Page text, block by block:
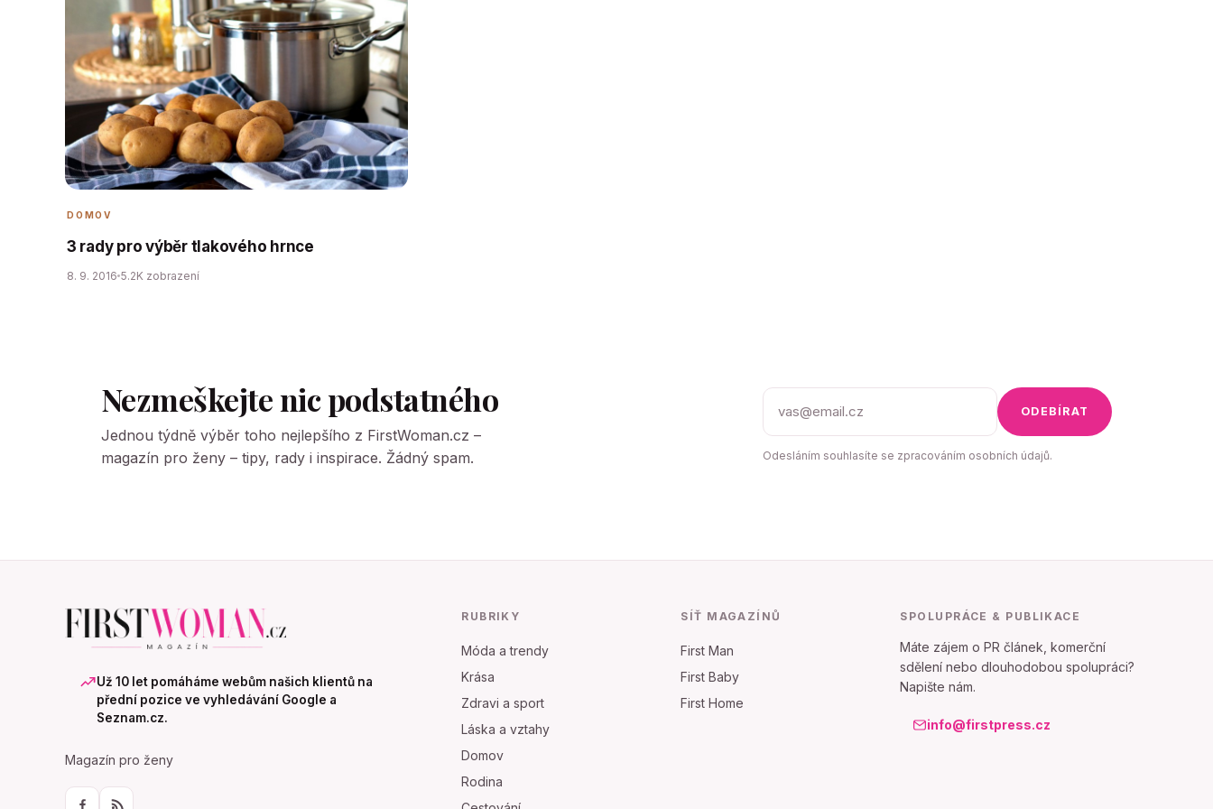
DOMOV
3 rady pro výběr tlakového hrnce
8. 9. 2016 5.2K zobrazení
Nezmeškejte nic podstatného
Jednou týdně výběr toho nejlepšího z FirstWoman.cz –
magazín pro ženy – tipy, rady i inspirace. Žádný spam.
ODEBÍRAT
Odesláním souhlasíte se zpracováním osobních údajů.
Už 10 let pomáháme webům našich klientů na
přední pozice ve vyhledávání Google a
Seznam.cz.
Magazín pro ženy
RUBRIKY
Móda a trendy
Krása
Zdravi a sport
Láska a vztahy
Domov
Rodina
SÍŤ MAGAZÍNŮ
First Man
First Baby
First Home
SPOLUPRÁCE & PUBLIKACE
Máte zájem o PR článek, komerční
sdělení nebo dlouhodobou spolupráci?
Napište nám.
info@firstpress.cz